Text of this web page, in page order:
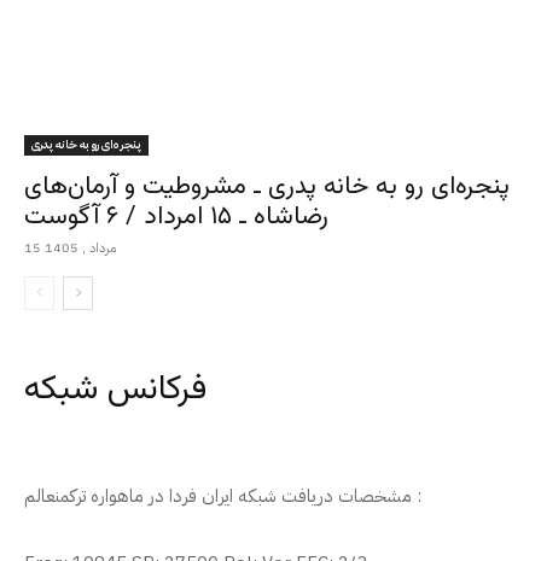
پنجره‌ای رو به خانه پدری
پنجره‌ای رو به خانه پدری ـ مشروطیت و آرمان‌های
رضاشاه ـ ۱۵ امرداد / ۶ آگوست
15 مرداد , 1405
فرکانس شبکه
مشخصات دریافت شبکه ایران فردا در ماهواره ترکمنعالم :